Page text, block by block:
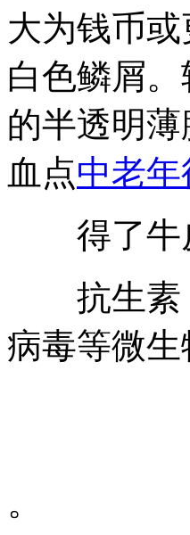
大为钱币
白色鳞屑
的半透明
血点中老
得了牛
抗生素：
病毒等微
。